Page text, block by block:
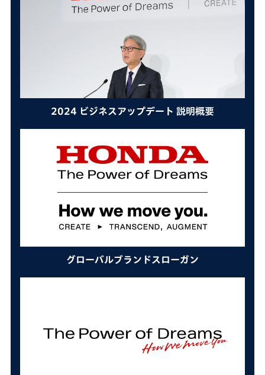
2024 ビジネスアップデート 説明概要
グローバルブランドスローガン